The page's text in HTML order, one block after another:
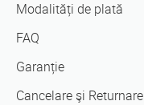
Modalități de plată
FAQ
Garanție
Cancelare şi Returnare